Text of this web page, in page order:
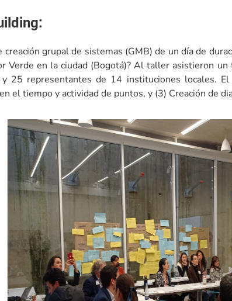
creación grupal de sistemas (GMB) de un día de
Verde en la ciudad (Bogotá)? Al taller asistieron
y 25 representantes de 14 instituciones locales.
el tiempo y actividad de puntos, y (3) Creación de